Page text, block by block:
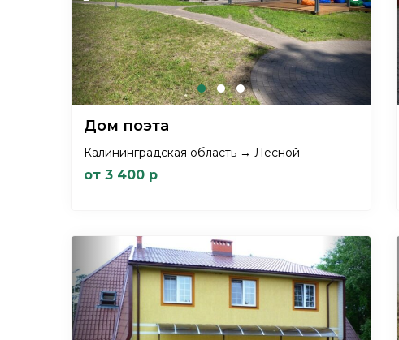
Дом поэта
Калининградская область → Лесной
от 3 400 р